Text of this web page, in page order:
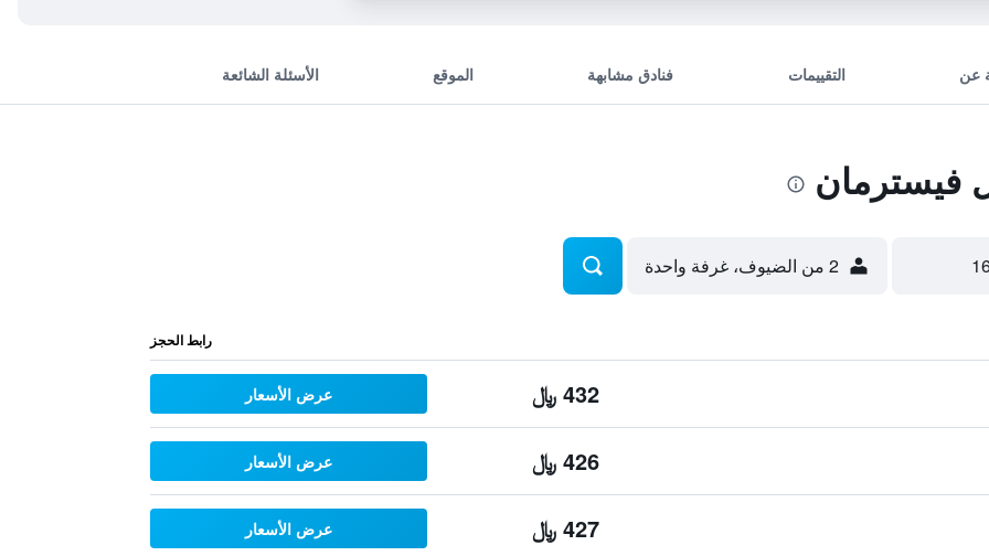
عن التقييمات فنادق مشابهة الموقع الأسئلة الشائعة
فيسترمان
2 من الضيوف، غرفة واحدة
رابط الحجز
432 ﷼ عرض الأسعار
426 ﷼ عرض الأسعار
427 ﷼ عرض الأسعار